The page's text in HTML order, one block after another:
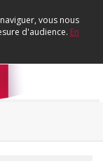
vous nous
d'audience. En